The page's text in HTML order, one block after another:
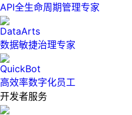
API全生命周期管理专家
DataArts
数据敏捷治理专家
QuickBot
高效率数字化员工
开发者服务